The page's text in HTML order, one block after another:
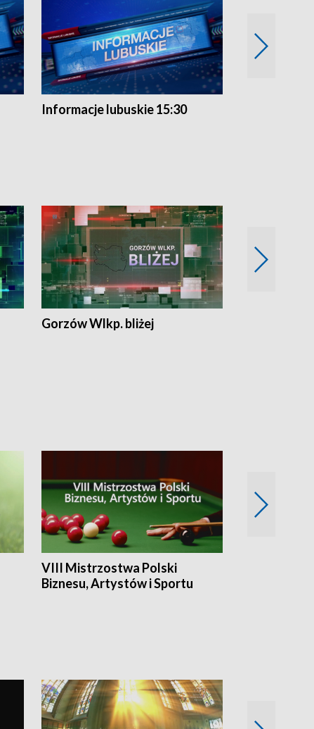
Informacje lubuskie 15:30
Gorzów Wlkp. bliżej
VIII Mistrzostwa Polski
Biznesu, Artystów i Sportu